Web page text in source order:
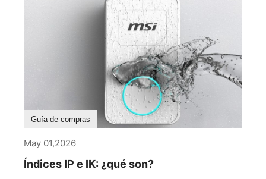
Guía de compras
May 01,2026
Índices IP e IK: ¿qué son?